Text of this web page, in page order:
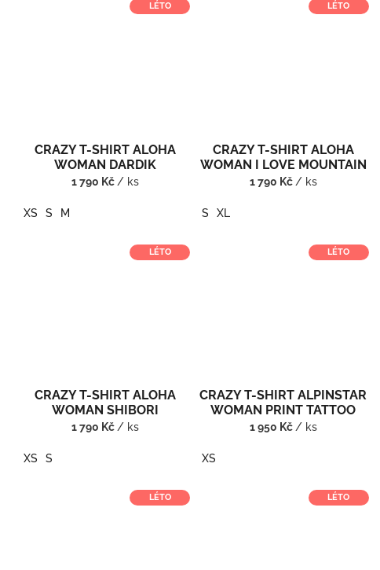
LÉTO
CRAZY T-SHIRT ALOHA
WOMAN DARDIK
1 790 Kč / ks
XS S M
LÉTO
CRAZY T-SHIRT ALOHA
WOMAN I LOVE MOUNTAIN
1 790 Kč / ks
S XL
LÉTO
CRAZY T-SHIRT ALOHA
WOMAN SHIBORI
1 790 Kč / ks
XS S
LÉTO
CRAZY T-SHIRT ALPINSTAR
WOMAN PRINT TATTOO
1 950 Kč / ks
XS
LÉTO LÉTO